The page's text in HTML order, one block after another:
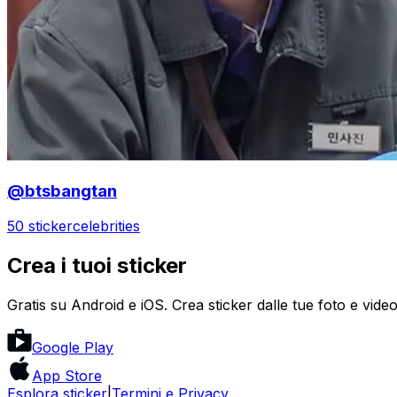
@btsbangtan
50 stickercelebrities
Crea i tuoi sticker
Gratis su Android e iOS. Crea sticker dalle tue foto e
Google Play
App Store